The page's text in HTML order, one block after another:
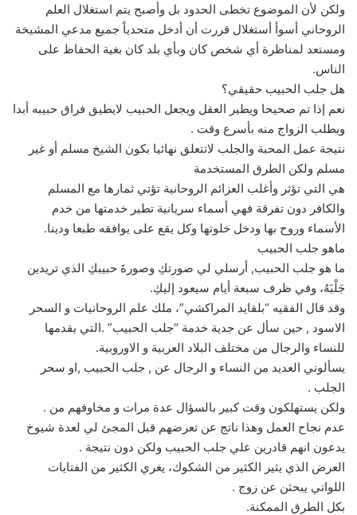
ولكن لأن الموضوع تخطى الحدود بل وأصبح يتم استغلال العلم
الروحاني أسوأ أستغلال قررت أن أدخل متحدياً جميع مدعي المشيخة
ومستعد لمناظرة أي شخص كان وبأي بلد كان بغية الحفاظ على
الناس.
هل جلب الحبيب حقيقي؟
نعم إذا تم صحيحا ويطير العقل ويجعل الحبيب لايطيق فراق حبيبه أبدا
ويطلب الزواج منه بأسرع وقت .
نتيجة عمل المحبة والجلب لاتتعلق نهائيا بكون الشيخ مسلم أو غير
مسلم ولكن الطرق المستخدمة
هي التي تؤثر وأغلب العزائم الروحانية تؤتي ثمارها مع المسلم
والكافر دون تفرقة فهي أسماء سريانية تطير خدمتها من خدم
الأسماء وروح بها ودخل خلوتها وكل يقع على يوافقه طبعا ودينا.
ماهو جلب الحبيب
ما هو جلب الحبيب, أرسلي لي صورتكِ وصورةَ حبيبكِ الذي تريدين
جَلْبَهُ، وفي ظرف سبعة أيام سيعود إليكِ.
وقد قال الفقيه “بلقايد المراكشي”، ملك علم الروحانيات و السحر
الاسود , حين سأل عن جدية خدمة “جلب الحبيب” .التي يقدمها
للنساء والرجال من مختلف البلاد العربية و الاوروبية.
يسألوني العديد من النساء و الرجال عن , جلب الحبيب ,او سحر
الجلب .
ولكن يستهلكون وقت كبير بالسؤال عدة مرات و مخاوفهم من .
عدم نجاح العمل وهذا ناتج عن تعرضهم قبل المجئ لي لعدة شيوخ
يدعون انهم قادرين علي جلب الحبيب ولكن دون نتيجة .
العرض الذي يثير الكثير من الشكوك، يغري الكثير من الفتايات
اللواتي يبحثن عن زوج .
بكل الطرق الممكنة.